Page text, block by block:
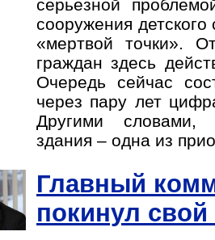
серьезной
сооружения
«мертвой точки».
граждан здесь
Очередь сейчас
через пару лет
Другими словами,
здания – одна из
Главный
покинул свой